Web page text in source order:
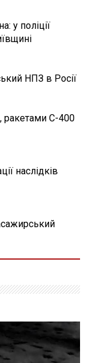
у поліції
НПЗ в Росії
ракетами С-400
наслідків